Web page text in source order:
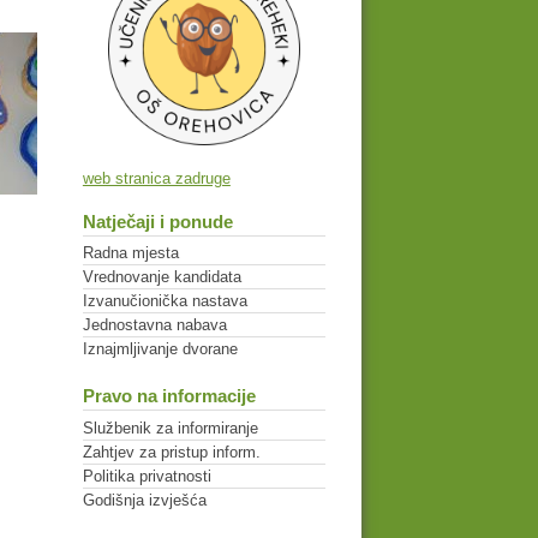
web stranica zadruge
Natječaji i ponude
Radna mjesta
Vrednovanje kandidata
Izvanučionička nastava
Jednostavna nabava
Iznajmljivanje dvorane
Pravo na informacije
Službenik za informiranje
Zahtjev za pristup inform.
Politika privatnosti
Godišnja izvješća